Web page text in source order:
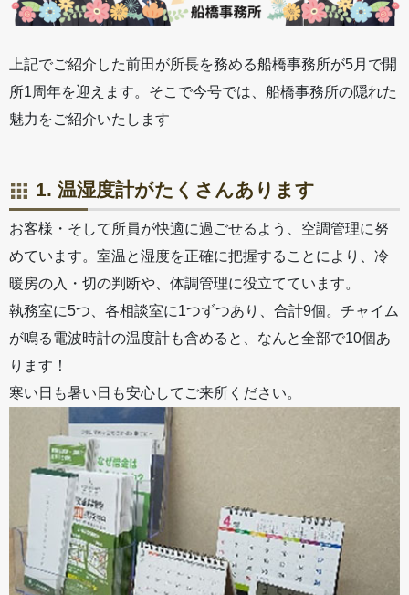
上記でご紹介した前田が所長を務める船橋事務所が5月で開
所1周年を迎えます。そこで今号では、船橋事務所の隠れた
魅力をご紹介いたします
1. 温湿度計がたくさんあります
お客様・そして所員が快適に過ごせるよう、空調管理に努
めています。室温と湿度を正確に把握することにより、冷
暖房の入・切の判断や、体調管理に役立てています。
執務室に5つ、各相談室に1つずつあり、合計9個。チャイム
が鳴る電波時計の温度計も含めると、なんと全部で10個あ
ります！
寒い日も暑い日も安心してご来所ください。